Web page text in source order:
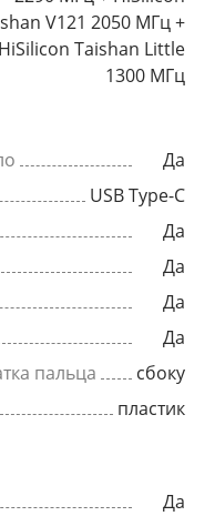
V121 2050 МГц +
HiSilicon Taishan Little
1300 МГц
Да
USB Type-C
Да
Да
Да
Да
пальца
сбоку
пластик
Да